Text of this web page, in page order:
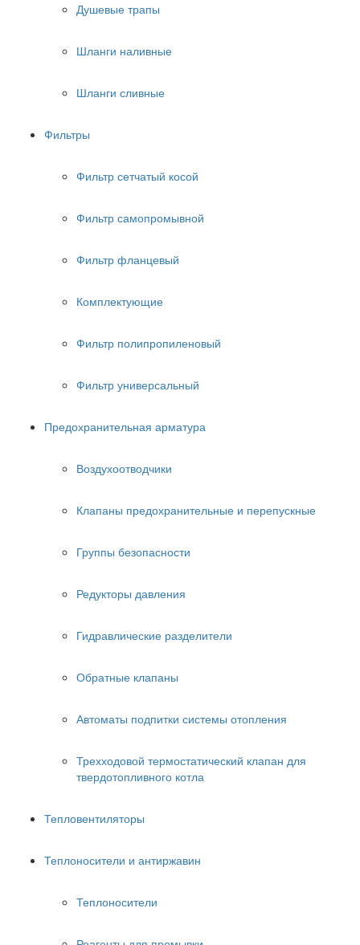
Душевые трапы
Шланги наливные
Шланги сливные
Фильтры
Фильтр сетчатый косой
Фильтр самопромывной
Фильтр фланцевый
Комплектующие
Фильтр полипропиленовый
Фильтр универсальный
Предохранительная арматура
Воздухоотводчики
Клапаны предохранительные и перепускные
Группы безопасности
Редукторы давления
Гидравлические разделители
Обратные клапаны
Автоматы подпитки системы отопления
Трехходовой термостатический клапан для
твердотопливного котла
Тепловентиляторы
Теплоносители и антиржавин
Теплоносители